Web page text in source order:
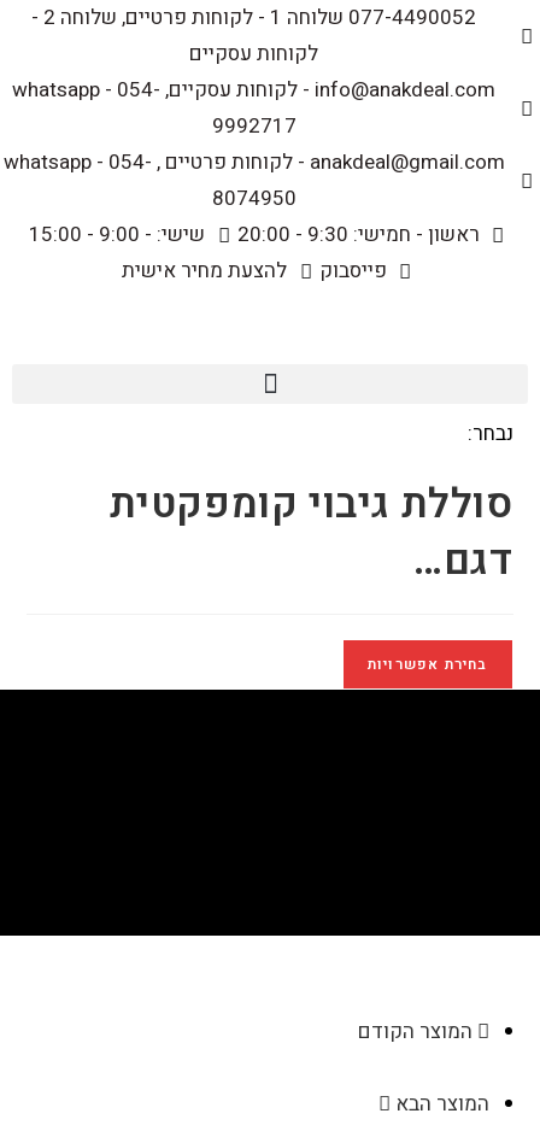
077-4490052 שלוחה 1 - לקוחות פרטיים, שלוחה 2 -
לקוחות עסקיים
info@anakdeal.com - לקוחות עסקיים, whatsapp - 054-
9992717
anakdeal@gmail.com - לקוחות פרטיים , whatsapp - 054-
8074950
ראשון - חמישי: 9:30 - 20:00
שישי: - 9:00 - 15:00
פייסבוק
להצעת מחיר אישית
נבחר:
סוללת גיבוי קומפקטית
דגם…
בחירת אפשרויות
המוצר הקודם
המוצר הבא